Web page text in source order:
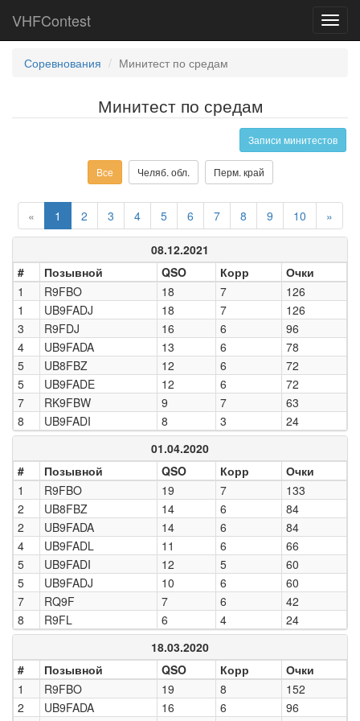
VHFContest
Соревнования Минитест по средам
Минитест по средам
Записи минитестов
Все Челяб. обл. Перм. край
« 1 2 3 4 5 6 7 8 9 10 »
08.12.2021
#
Позывной QSO Корр
Очки
1
R9FBO 18 7
126
1
UB9FADJ 18 7
126
3
R9FDJ 16 6
96
4
UB9FADA 13 6
78
5
UB8FBZ 12 6
72
5
UB9FADE 12 6
72
7
RK9FBW 9 7
63
8
UB9FADI 8 3
24
01.04.2020
#
Позывной QSO Корр
Очки
1
R9FBO 19 7
133
2
UB8FBZ 14 6
84
2
UB9FADA 14 6
84
4
UB9FADL 11 6
66
5
UB9FADI 12 5
60
5
UB9FADJ 10 6
60
7
RQ9F 7 6
42
8
R9FL 6 4
24
18.03.2020
#
Позывной QSO Корр
Очки
1
R9FBO 19 8
152
2
UB9FADA 16 6
96